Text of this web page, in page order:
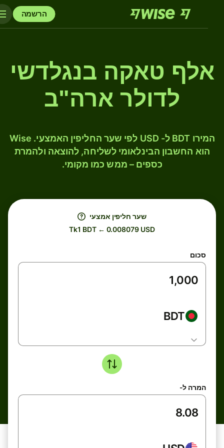
הרשמה
אלף טאקה בנגלדשי
לדולר ארה"ב
המירו BDT ל- USD לפי שער החליפין האמצעי. Wise
הוא החשבון הבינלאומי לשליחה, להוצאה ולהמרת
כספים – ממש כמו מקומי.
שער חליפין אמצעי
Tk1 BDT ← 0.008079 USD
סכום
BDT
המרה ל-